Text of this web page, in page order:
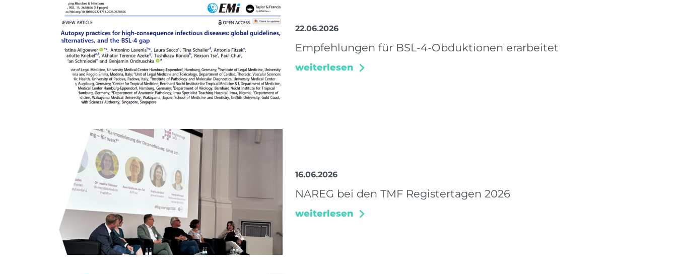
22.06.2026
Empfehlungen für BSL-4-Obduktionen erarbeitet
weiterlesen
16.06.2026
NAREG bei den TMF Registertagen 2026
weiterlesen